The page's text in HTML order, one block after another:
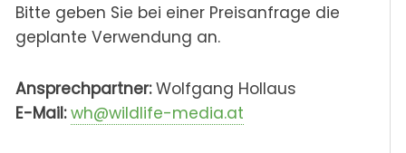
Bitte geben Sie bei einer Preisanfrage die
geplante Verwendung an.
Ansprechpartner:Wolfgang Hollaus
E-Mail: wh@wildlife-media.at